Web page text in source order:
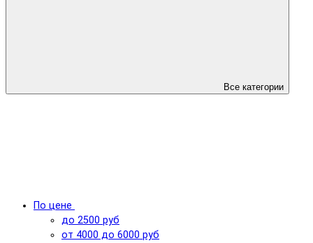
Все категории
По цене
до 2500 руб
от 4000 до 6000 руб